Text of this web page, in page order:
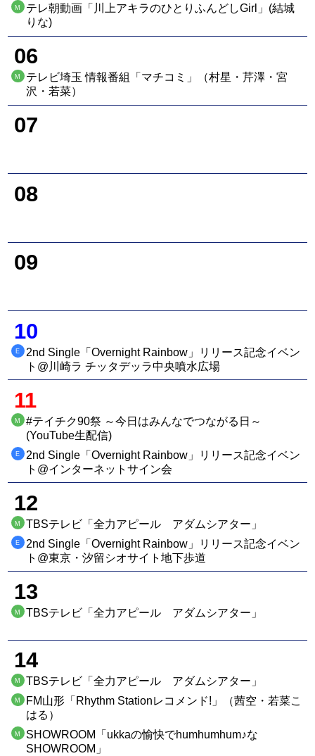
M
テレ朝動画「川上アキラのひとりふんどしGirl」(結城
りな)
06
M
テレビ埼玉 情報番組「マチコミ」（村星・芹澤・宮
沢・若菜）
07
08
09
10
E
2nd Single「Overnight Rainbow」リリース記念イベン
ト@川崎ラ チッタデッラ中央噴水広場
11
M
#テイチク90祭 ～今日はみんなでつながる日～
(YouTube生配信)
E
2nd Single「Overnight Rainbow」リリース記念イベン
ト@インターネットサイン会
12
M TBSテレビ「全力アピール アダムシアター」
E
2nd Single「Overnight Rainbow」リリース記念イベン
ト@東京・汐留シオサイト地下歩道
13
M TBSテレビ「全力アピール アダムシアター」
14
M TBSテレビ「全力アピール アダムシアター」
M
FM山形「Rhythm Stationレコメンド!」（茜空・若菜こ
はる）
M
SHOWROOM「ukkaの愉快でhumhumhum♪な
SHOWROOM」